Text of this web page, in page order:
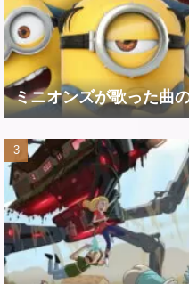
ミニオンズが歌った曲